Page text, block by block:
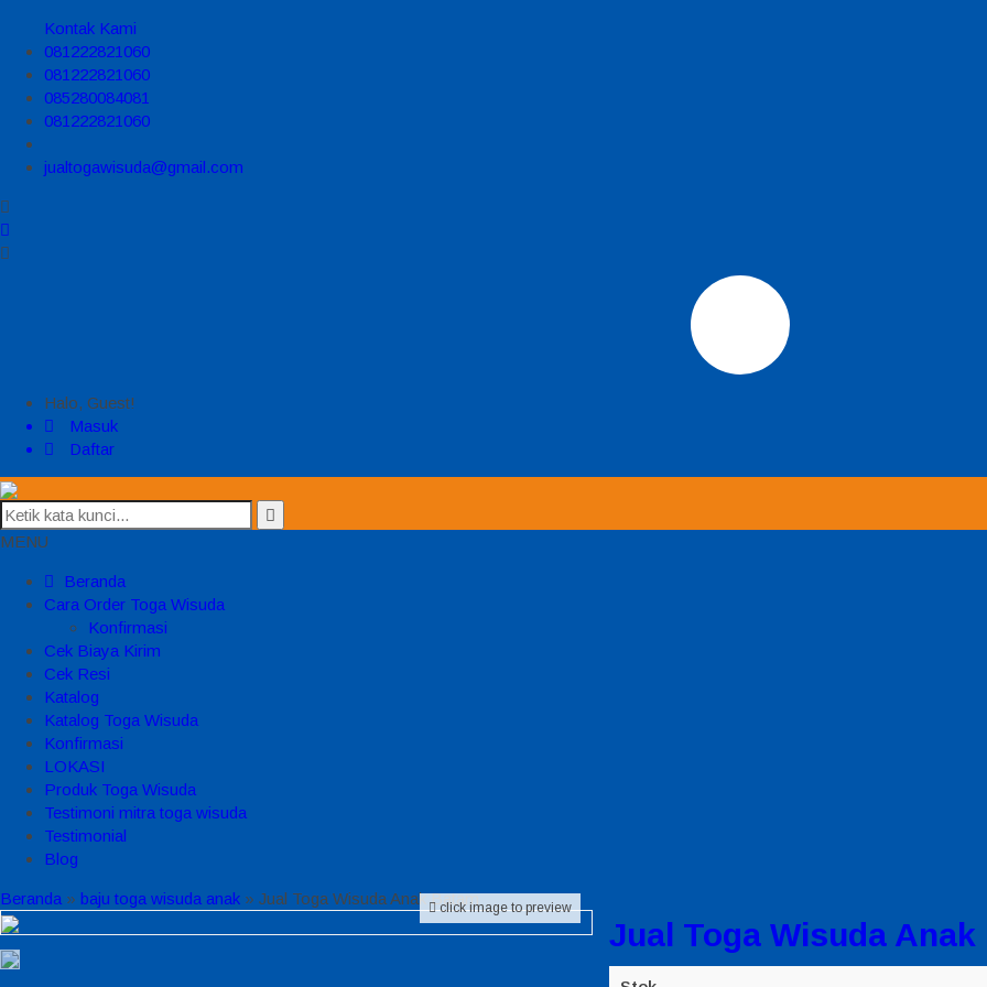
Kontak Kami
081222821060
081222821060
085280084081
081222821060
jualtogawisuda@gmail.com
Halo, Guest!
Masuk
Daftar
MENU
Beranda
Cara Order Toga Wisuda
Konfirmasi
Cek Biaya Kirim
Cek Resi
Katalog
Katalog Toga Wisuda
Konfirmasi
LOKASI
Produk Toga Wisuda
Testimoni mitra toga wisuda
Testimonial
Blog
Beranda » baju toga wisuda anak » Jual Toga Wisuda Anak Batamclick image to preview
Jual Toga Wisuda Anak